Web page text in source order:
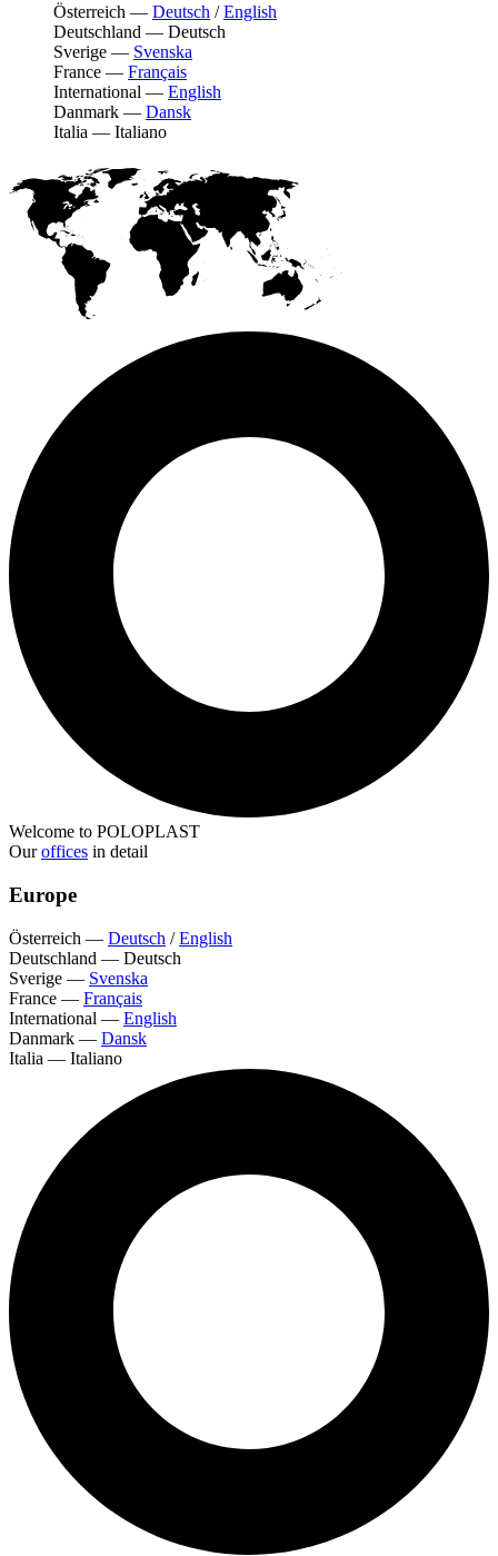
Österreich — Deutsch /English
Deutschland — Deutsch
Sverige — Svenska
France — Français
International — English
Danmark — Dansk
Italia — Italiano
Welcome to POLOPLAST
Ouroffices in detail
Europe
Österreich — Deutsch /English
Deutschland — Deutsch
Sverige — Svenska
France — Français
International — English
Danmark — Dansk
Italia — Italiano